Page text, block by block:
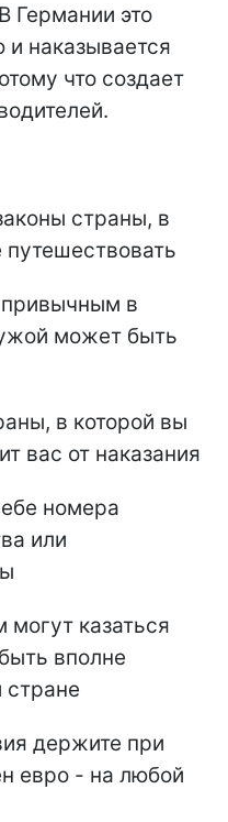
Германии это
и наказывается
что создает
страны, в
привычным в
может быть
в которой вы
вас от наказания
номера
или
казаться
вполне
стране
держите при
евро - на любой